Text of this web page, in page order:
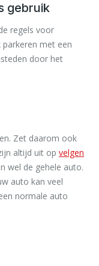
gebruik
regels voor
parkeren met een
door het
Zet daarom ook
altijd uit op velgen
wel de gehele auto.
auto kan veel
normale auto